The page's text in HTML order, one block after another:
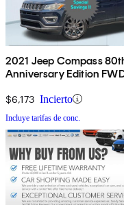
2021 Jeep Compass
Anniversary Edition
$6,173 Incierto
Incluye tarifas de conc.